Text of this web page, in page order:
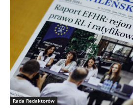
Rada Redaktorów